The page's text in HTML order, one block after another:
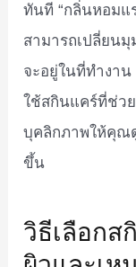
ทันที “กลิ่นหอมแ
สามารถเปลี่ยน
จะอยู่ในที่ทำงาน
ใช้สกินแคร์ที่ช่ว
บุคลิกภาพให้คุณ
ขึ้น
วิธีเลือกส